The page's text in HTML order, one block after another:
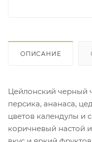
ОПИСАНИЕ
Цейлонский черный
персика, ананаса,
цветов календулы и
коричневый настой